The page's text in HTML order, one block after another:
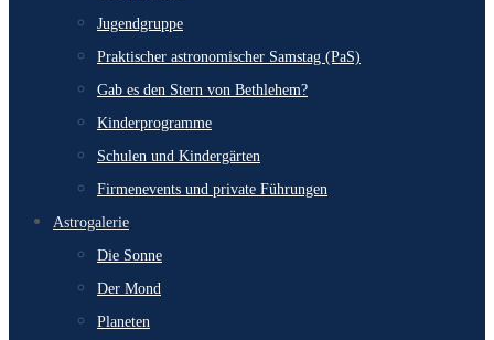
Jugendgruppe
Praktischer astronomischer Samstag (PaS)
Gab es den Stern von Bethlehem?
Kinderprogramme
Schulen und Kindergärten
Firmenevents und private Führungen
Astrogalerie
Die Sonne
Der Mond
Planeten